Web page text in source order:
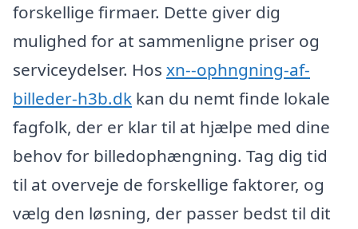
forskellige firmaer. Dette giver dig
mulighed for at sammenligne priser og
serviceydelser. Hos xn--ophngning-af-
billeder-h3b.dk kan du nemt finde lokale
fagfolk, der er klar til at hjælpe med dine
behov for billedophængning. Tag dig tid
til at overveje de forskellige faktorer, og
vælg den løsning, der passer bedst til dit